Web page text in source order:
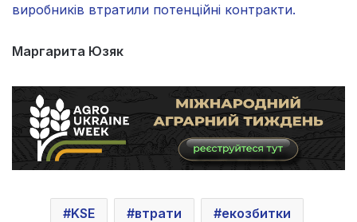
виробників втратили потенційні контракти.
Маргарита Юзяк
KSE втрати екозбитки